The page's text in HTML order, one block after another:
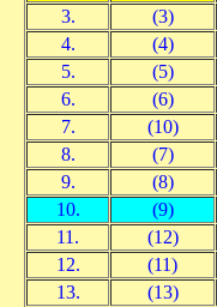
3.
(3)
4.
(4)
5.
(5)
6.
(6)
7.
(10)
8.
(7)
9.
(8)
10.
(9)
11.
(12)
12.
(11)
13.
(13)